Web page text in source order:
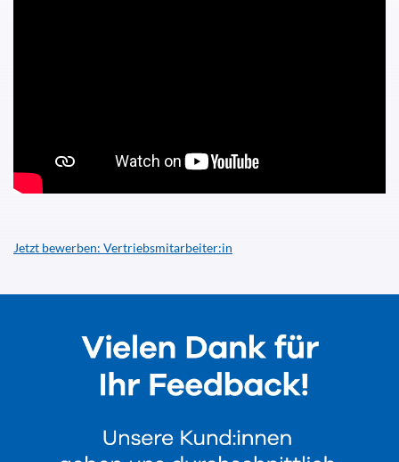
Jetzt bewerben: Vertriebsmitarbeiter:in